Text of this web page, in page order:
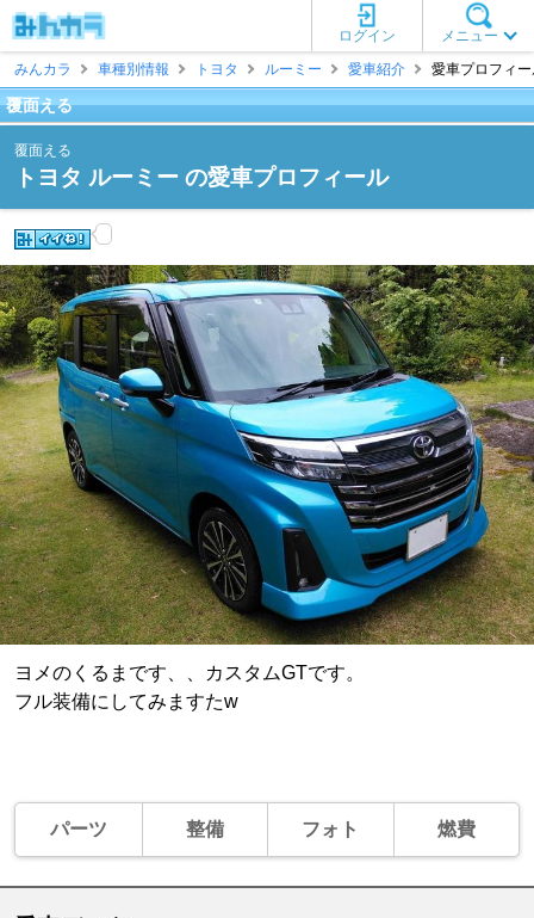
メニュー
ログイン
みんカラ
車種別情報 トヨタ ルーミー 愛車紹介 愛車プロフィ
覆面える
覆面える
トヨタ ルーミー の愛車プロフィール
ヨメのくるまです、、カスタムGTです。
フル装備にしてみますたw
パーツ 整備 フォト 燃費